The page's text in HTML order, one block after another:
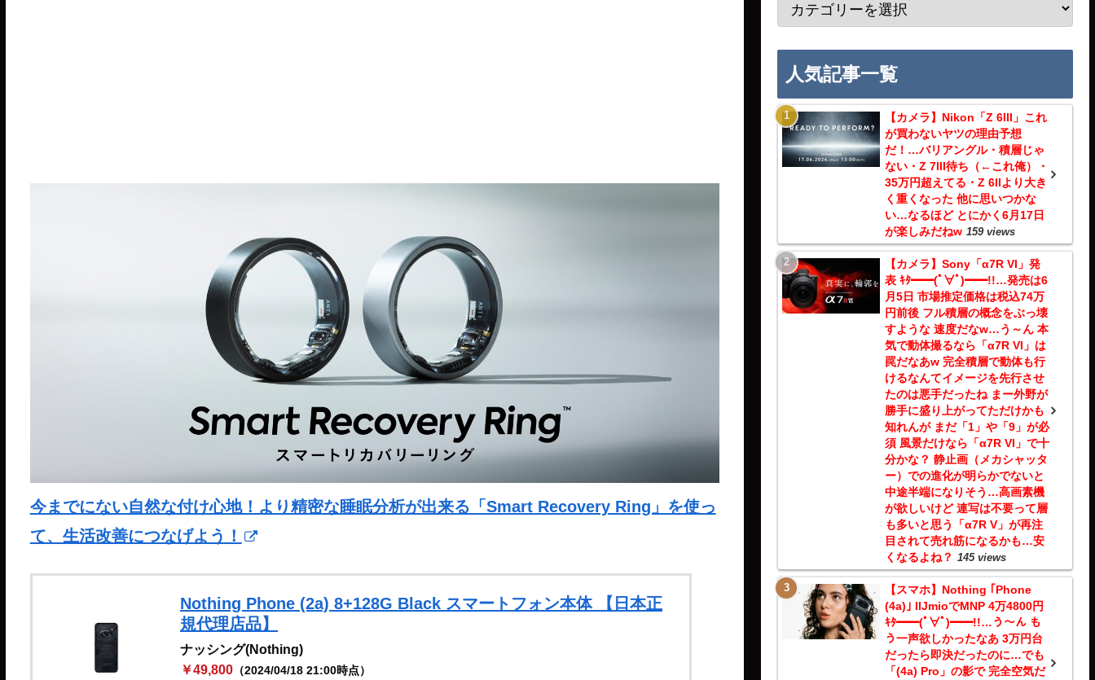
今までにない自然な付け心地！より精密な睡眠分析が出来る「Smart Recovery Ring」を使っ
て、生活改善につなげよう！
Nothing Phone (2a) 8+128G Black スマートフォン本体 【日本正
規代理店品】
ナッシング(Nothing)
￥49,800（2024/04/18 21:00時点）
人気記事一覧
【カメラ】Nikon「Z 6III」これ
が買わないヤツの理由予想
だ！…バリアングル・積層じゃ
ない・Z 7III待ち（←これ俺）・
35万円超えてる・Z 6IIより大き
く重くなった 他に思いつかな
い…なるほど とにかく6月17日
が楽しみだねw 159 views
【カメラ】Sony「α7R VI」発
表 ｷﾀ━━(ﾟ∀ﾟ)━━!!…発売は6
月5日 市場推定価格は税込74万
円前後 フル積層の概念をぶっ壊
すような 速度だなw…う～ん 本
気で動体撮るなら「α7R VI」は
罠だなあw 完全積層で動体も行
けるなんてイメージを先行させ
たのは悪手だったね まー外野が
勝手に盛り上がってただけかも
知れんが まだ「1」や「9」が必
須 風景だけなら「α7R VI」で十
分かな？ 静止画（メカシャッタ
ー）での進化が明らかでないと
中途半端になりそう…高画素機
が欲しいけど 連写は不要って層
も多いと思う「α7R V」が再注
目されて売れ筋になるかも…安
くなるよね？ 145 views
【スマホ】Nothing ｢Phone
(4a)｣ IIJmioでMNP 4万4800円
ｷﾀ━━(ﾟ∀ﾟ)━━!!…う～ん も
う一声欲しかったなあ 3万円台
だったら即決だったのに…でも
「(4a) Pro」の影で 完全空気だ